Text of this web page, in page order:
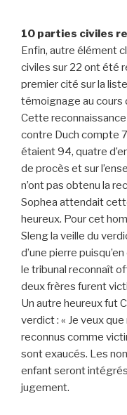
10 parties civiles
Enfin, autre élément
civiles sur 22 ont été
premier cité sur la
témoignage au cours
Cette
contre Duch compte
étaient 94, quatre
de procès et sur
n’ont pas obtenu la
Sophea attendait
heureux. Pour cet
Sleng la veille du
d’une pierre
le tribunal reconnaît
deux frères furent
Un autre heureux fut
verdict : « Je veux
reconnus comme
sont exaucés. Les
enfant seront
jugement.